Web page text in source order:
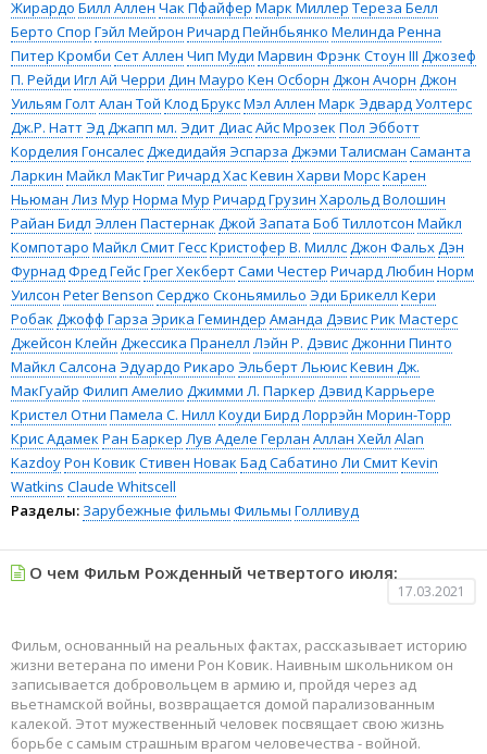
Жирардо Билл Аллен Чак Пфайфер Марк Миллер Тереза Белл
Берто Спор Гэйл Мейрон Ричард Пейнбьянко Мелинда Ренна
Питер Кромби Сет Аллен Чип Муди Марвин Фрэнк Стоун III Джозеф
П. Рейди Игл Ай Черри Дин Мауро Кен Осборн Джон Ачорн Джон
Уильям ГолтАлан Той Клод БруксМэл Аллен Марк Эдвард Уолтерс
Дж.Р. НаттЭд Джапп мл. Эдит ДиасАйс Мрозек Пол Эбботт
Корделия ГонсалесДжедидайя Эспарза Джэми Талисман Саманта
Ларкин Майкл МакТигРичард ХасКевин Харви МорсКарен
Ньюман Лиз Мур Норма Мур Ричард Грузин Харольд Волошин
Райан Бидл Эллен Пастернак Джой Запата Боб Тиллотсон Майкл
Компотаро Майкл Смит ГессКристофер В. МиллсДжон ФальхДэн
ФурнадФред ГейсГрег ХекбертСами Честер Ричард Любин Норм
Уилсон Peter Benson Серджо Сконьямильо Эди Брикелл Кери
Робак Джофф Гарза Эрика Геминдер Аманда ДэвисРик Мастерс
Джейсон Клейн Джессика Пранелл Лэйн Р. ДэвисДжонни Пинто
Майкл Салсона Эдуардо Рикаро Эльберт ЛьюисКевин Дж.
МакГуайр Филип Амелио Джимми Л. Паркер Дэвид Каррьере
Кристел Отни Памела С. Нилл Коуди БирдЛоррэйн Морин-Торр
Крис Адамек Ран Баркер Лув Аделе Герлан Аллан Хейл Alan
KazdoyРон Ковик Стивен Новак Бад Сабатино Ли СмитKevin
Watkins Claude Whitscell
Разделы: Зарубежные фильмы Фильмы Голливуд
О чем Фильм Рожденный четвертого июля:
17.03.2021
Фильм, основанный на реальных фактах, рассказывает историю
жизни ветерана по имени Рон Ковик. Наивным школьником он
записывается добровольцем в армию и, пройдя через ад
вьетнамской войны, возвращается домой парализованным
калекой. Этот мужественный человек посвящает свою жизнь
борьбе с самым страшным врагом человечества - войной.